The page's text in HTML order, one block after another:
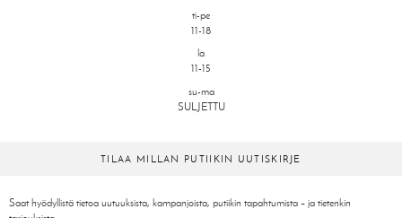
ti-pe
11-18
la
11-15
su-ma
SULJETTU
TILAA MILLAN PUTIIKIN UUTISKIRJE
Saat hyödyllistä tietoa uutuuksista, kampanjoista, putiikin tapahtumista – ja tietenkin